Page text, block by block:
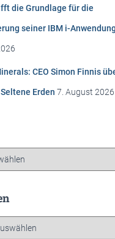
die Grundlage für die
seiner IBM i-
CEO Simon Finnis
Erden 7. August 2026